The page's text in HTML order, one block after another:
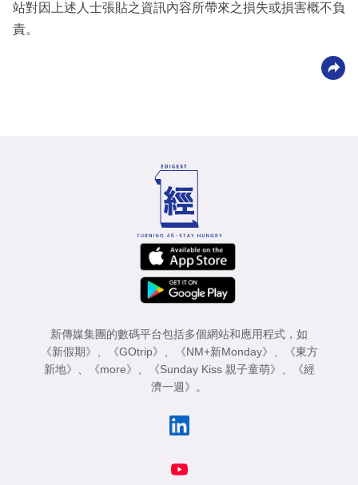
站對因上述人士張貼之資訊內容所帶來之損失或損害概不負
責。
新傳媒集團的數碼平台包括多個網站和應用程式，如
《新假期》
《GOtrip》 《NM+新Monday》
《東方
新地》
《more》 《Sunday Kiss 親子童萌》
《經
濟一週》
。